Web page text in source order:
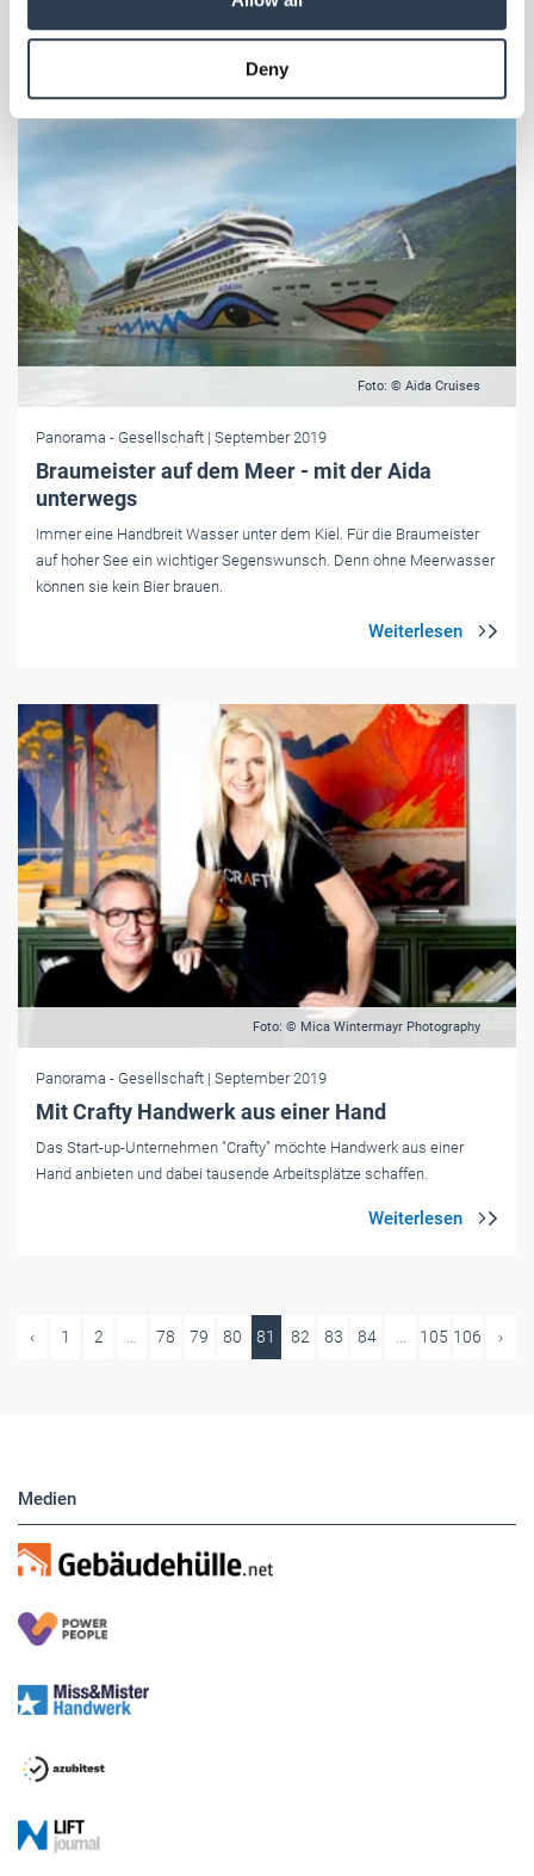
provided to them or that they’ve collected from your use
Weitere Informationen:Impressum Datenschutz
Deny
Foto: © Aida Cruises
Panorama - Gesellschaft | September 2019
Braumeister auf dem Meer - mit der Aida
unterwegs
Immer eine Handbreit Wasser unter dem Kiel. Für die Braumeister
auf hoher See ein wichtiger Segenswunsch. Denn ohne Meerwasser
können sie kein Bier brauen.
Foto: © Mica Wintermayr Photography
Panorama - Gesellschaft | September 2019
Mit Crafty Handwerk aus einer Hand
Das Start-up-Unternehmen "Crafty" möchte Handwerk aus einer
Hand anbieten und dabei tausende Arbeitsplätze schaffen.
‹ 1 2 ... 78 79 80 81 82 83 84 ... 105 106 ›
Medien